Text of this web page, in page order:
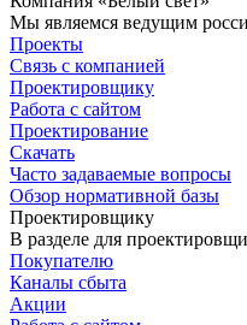
Мы являемся ведущим
Проекты
Связь с компанией
Проектировщику
Работа с сайтом
Проектирование
Скачать
Часто задаваемые вопросы
Обзор нормативной базы
Проектировщику
В разделе для
Покупателю
Каналы сбыта
Акции